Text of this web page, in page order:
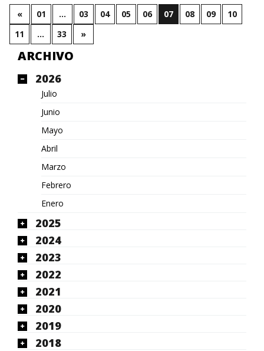
« 01 … 03 04 05 06 07 08 09
10
11
… 33 »
ARCHIVO
2026
Julio
Junio
Mayo
Abril
Marzo
Febrero
Enero
2025
2024
2023
2022
2021
2020
2019
2018